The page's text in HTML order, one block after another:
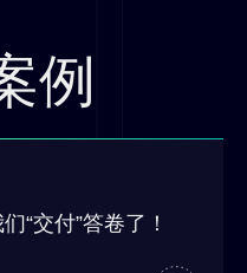
例
“交付”答卷了！